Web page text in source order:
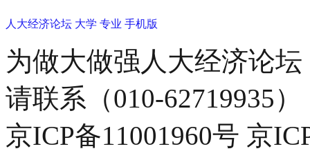
人大经济论坛 大学 专业 手机版
为做大做强人大经济论
请联系（010-62719935）
京ICP备11001960号 京